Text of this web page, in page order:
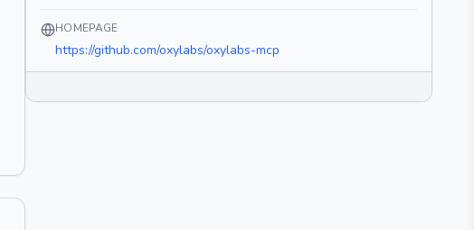
HOMEPAGE
https://github.com/oxylabs/oxylabs-mcp